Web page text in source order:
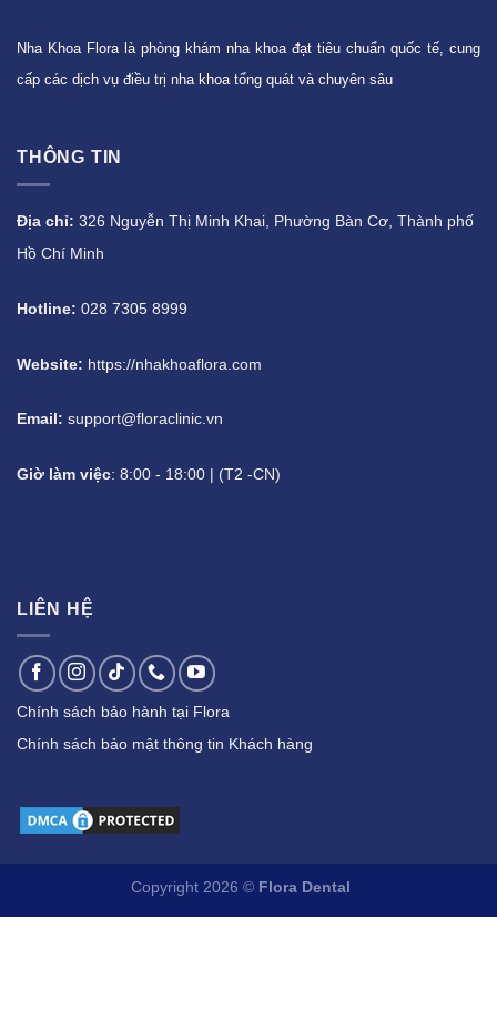
Nha Khoa Flora là phòng khám nha khoa đạt tiêu chuẩn quốc tế, cung
cấp các dịch vụ điều trị nha khoa tổng quát và chuyên sâu
THÔNG TIN
Địa chỉ: 326 Nguyễn Thị Minh Khai, Phường Bàn Cơ, Thành phố
Hồ Chí Minh
Hotline: 028 7305 8999
Website: https://nhakhoaflora.com
Email: support@floraclinic.vn
Giờ làm việc: 8:00 - 18:00 | (T2 -CN)
LIÊN HỆ
Chính sách bảo hành tại Flora
Chính sách bảo mật thông tin Khách hàng
Copyright 2026 © Flora Dental